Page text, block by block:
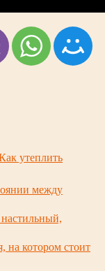
утеплить